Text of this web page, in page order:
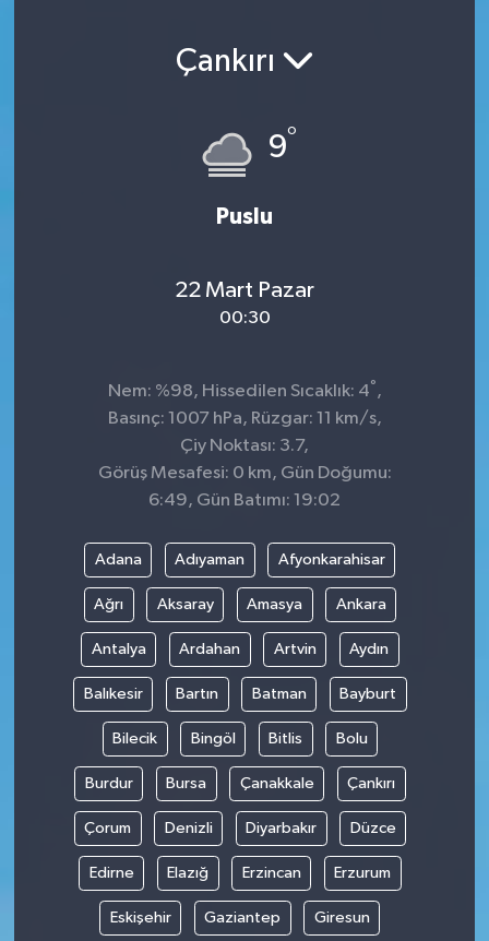
Çankırı
9°
Puslu
22 Mart Pazar
00:30
Nem: %98, Hissedilen Sıcaklık: 4° ,
Basınç: 1007 hPa, Rüzgar: 11 km/s,
Çiy Noktası: 3.7,
Görüş Mesafesi: 0 km, Gün Doğumu:
6:49, Gün Batımı: 19:02
Adana Adıyaman Afyonkarahisar
Ağrı Aksaray Amasya Ankara
Antalya Ardahan Artvin Aydın
Balıkesir Bartın Batman Bayburt
Bilecik Bingöl Bitlis Bolu
Burdur Bursa Çanakkale Çankırı
Çorum Denizli Diyarbakır Düzce
Edirne Elazığ Erzincan Erzurum
Eskişehir Gaziantep Giresun